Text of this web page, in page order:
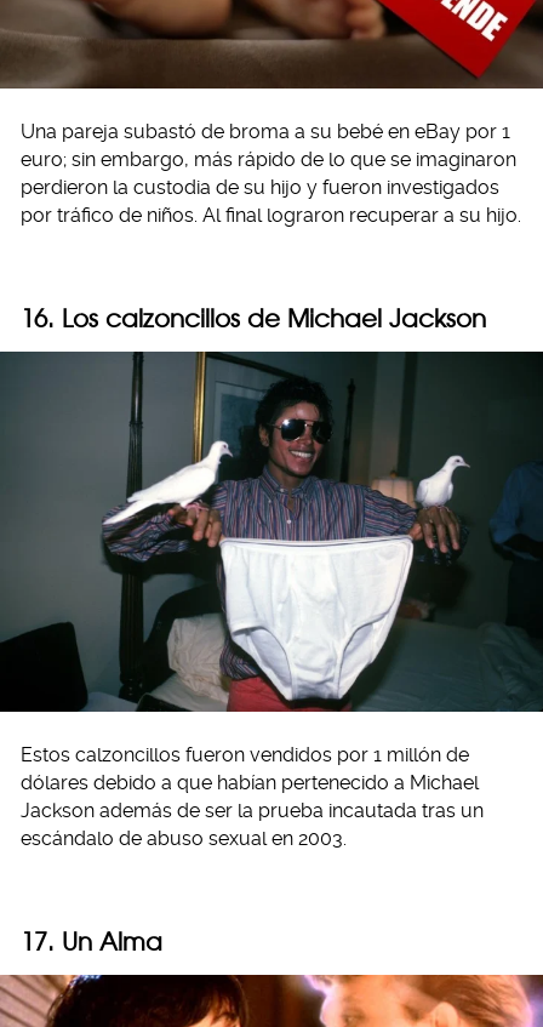
Una pareja subastó de broma a su bebé en eBay por 1
euro; sin embargo, más rápido de lo que se imaginaron
perdieron la custodia de su hijo y fueron investigados
por tráfico de niños. Al final lograron recuperar a su hijo.
16. Los calzoncillos de Michael Jackson
Estos calzoncillos fueron vendidos por 1 millón de
dólares debido a que habían pertenecido a Michael
Jackson además de ser la prueba incautada tras un
escándalo de abuso sexual en 2003.
17. Un Alma